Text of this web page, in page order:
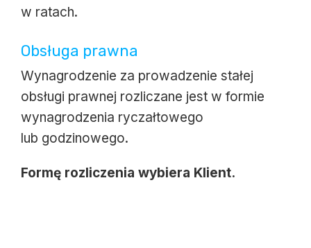
w ratach.
Obsługa prawna
Wynagrodzenie za prowadzenie stałej
obsługi prawnej rozliczane jest w formie
wynagrodzenia ryczałtowego
lub godzinowego.
Formę rozliczenia wybiera Klient.